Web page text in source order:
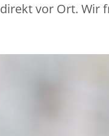
direkt vor Ort. Wir